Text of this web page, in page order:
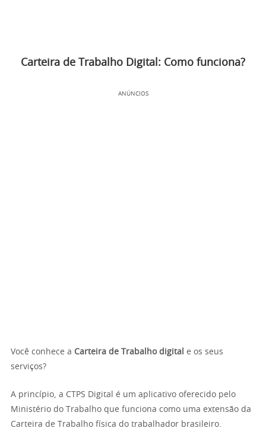
Carteira de Trabalho Digital: Como funciona?
ANÚNCIOS
Você conhece a Carteira de Trabalho digital e os seus
serviços?
A princípio, a CTPS Digital é um aplicativo oferecido pelo
Ministério do Trabalho que funciona como uma extensão da
Carteira de Trabalho física do trabalhador brasileiro.